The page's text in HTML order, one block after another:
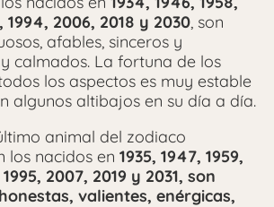
1994, 2006, 2018 y 2030 , son
afables, sinceros y
calmados. La fortuna de los
los aspectos es muy estable
algunos altibajos en su día a día.
animal del zodiaco
los nacidos en 1935, 1947, 1959,
1995, 2007, 2019 y 2031, son
valientes, enérgicas,